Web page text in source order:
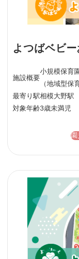
よつばベビ
施設概要
小規模保育
（地域型保
最寄り駅相模大野駅
対象年齢3歳未満児
園